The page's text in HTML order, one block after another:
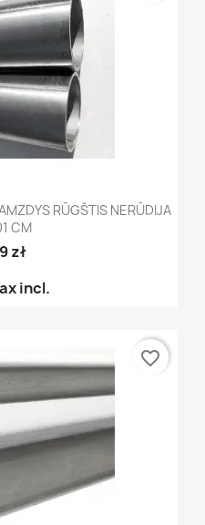
RŪGŠTIS NERŪDIJA
CM
zł
incl.
favorite_border